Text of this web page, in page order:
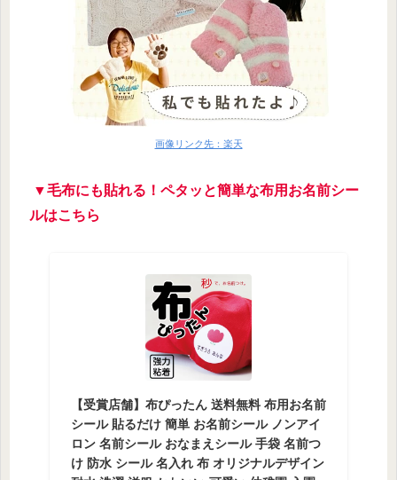
画像リンク先：楽天
▼毛布にも貼れる！ペタッと簡単な布用お名前シー
ルはこちら
【受賞店舗】布ぴったん 送料無料 布用お名前
シール 貼るだけ 簡単 お名前シール ノンアイ
ロン 名前シール おなまえシール 手袋 名前つ
け 防水 シール 名入れ 布 オリジナルデザイン